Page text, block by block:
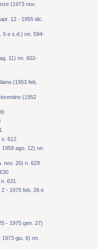
(1973 nov.
12 - 1955 dic.
5 e s.d.) nn. 594-
11) nn. 602-
(1953 feb.
(1952
n. 612
ago. 12) nn.
nov. 20) n. 629
631
- 1975 feb. 26 e
- 1975 gen. 27)
giu. 6) nn.